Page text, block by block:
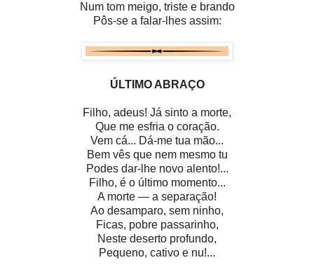
Num tom meigo, triste e brando
Pôs-se a falar-lhes assim:
ÚLTIMO ABRAÇO
Filho, adeus! Já sinto a morte,
Que me esfria o coração.
Vem cá... Dá-me tua mão...
Bem vês que nem mesmo tu
Podes dar-lhe novo alento!...
Filho, é o último momento...
A morte — a separação!
Ao desamparo, sem ninho,
Ficas, pobre passarinho,
Neste deserto profundo,
Pequeno, cativo e nu!...